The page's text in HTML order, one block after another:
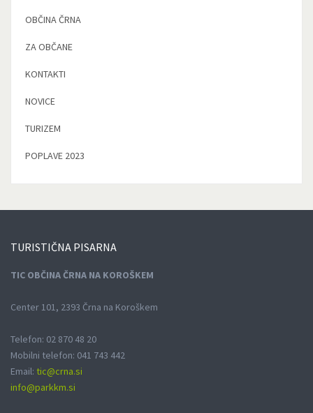
OBČINA ČRNA
ZA OBČANE
KONTAKTI
NOVICE
TURIZEM
POPLAVE 2023
TURISTIČNA PISARNA
TIC OBČINA ČRNA NA KOROŠKEM
Center 101, 2393 Črna na Koroškem
Telefon: 02 870 48 20
Mobilni telefon: 041 743 442
Email: tic@crna.si
info@parkkm.si